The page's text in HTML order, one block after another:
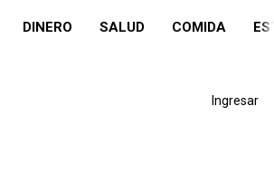
DINERO SALUD COMIDA
Ingresar